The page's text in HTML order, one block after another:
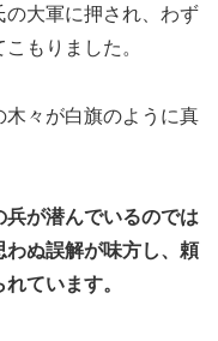
の大軍に押され、わず
もりました。
々が白旗のように真
が潜んでいるのでは
ぬ誤解が味方し、頼
ています。